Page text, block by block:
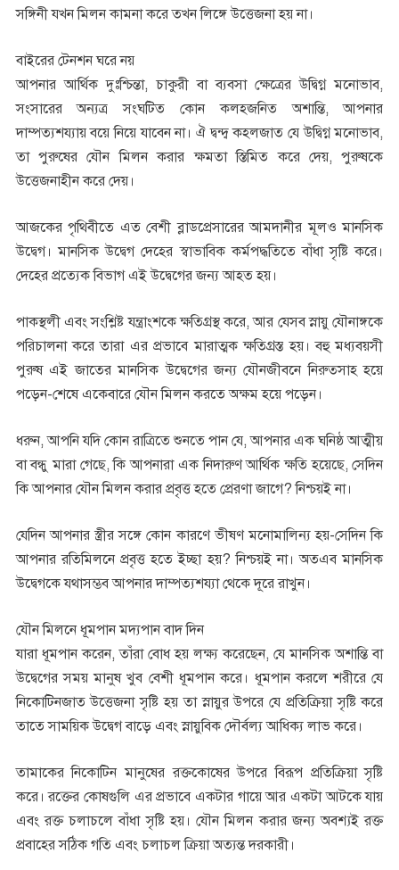
সঙ্গিনী যখন মিলন কামনা করে তখন লিঙ্গে উত্তেজনা হয় না।
বাইরের টেনশন ঘরে নয়
আপনার আর্থিক দুঃশ্চিন্তা, চাকুরী বা ব্যবসা ক্ষেত্রের উদ্বিগ্ন মনোভাব,
সংসারের অন্যত্র সংঘটিত কোন কলহজনিত অশান্তি, আপনার
দাম্পত্যশয্যায় বয়ে নিয়ে যাবেন না। ঐ দ্বন্দ্ব কহলজাত যে উদ্বিগ্ন মনোভাব,
তা পুরুষের যৌন মিলন করার ক্ষমতা স্তিমিত করে দেয়, পুরুষকে
উত্তেজনাহীন করে দেয়।
আজকের পৃথিবীতে এত বেশী ব্লাডপ্রেসারের আমদানীর মূলও মানসিক
উদ্বেগ। মানসিক উদ্বেগ দেহের স্বাভাবিক কর্মপদ্ধতিতে বাঁধা সৃষ্টি করে।
দেহের প্রত্যেক বিভাগ এই উদ্বেগের জন্য আহত হয়।
পাকস্থলী এবং সংশ্লিষ্ট যন্ত্রাংশকে ক্ষতিগ্রস্থ করে, আর যেসব স্নায়ু যৌনাঙ্গকে
পরিচালনা করে তারা এর প্রভাবে মারাত্মক ক্ষতিগ্রস্ত হয়। বহু মধ্যবয়সী
পুরুষ এই জাতের মানসিক উদ্বেগের জন্য যৌনজীবনে নিরুত্‍সাহ হয়ে
পড়েন-শেষে একেবারে যৌন মিলন করতে অক্ষম হয়ে পড়েন।
ধরুন, আপনি যদি কোন রাত্রিতে শুনতে পান যে, আপনার এক ঘনিষ্ঠ আত্মীয়
বা বন্ধু মারা গেছে, কি আপনারা এক নিদারুণ আর্থিক ক্ষতি হয়েছে, সেদিন
কি আপনার যৌন মিলন করার প্রবৃত্ত হতে প্রেরণা জাগে? নিশ্চয়ই না।
যেদিন আপনার স্ত্রীর সঙ্গে কোন কারণে ভীষণ মনোমালিন্য হয়-সেদিন কি
আপনার রতিমিলনে প্রবৃত্ত হতে ইচ্ছা হয়? নিশ্চয়ই না। অতএব মানসিক
উদ্বেগকে যথাসম্ভব আপনার দাম্পত্যশয্যা থেকে দূরে রাখুন।
যৌন মিলনে ধূমপান মদ্যপান বাদ দিন
যারা ধূমপান করেন, তাঁরা বোধ হয় লক্ষ্য করেছেন, যে মানসিক অশান্তি বা
উদ্বেগের সময় মানুষ খুব বেশী ধূমপান করে। ধূমপান করলে শরীরে যে
নিকোটিনজাত উত্তেজনা সৃষ্টি হয় তা স্নায়ুর উপরে যে প্রতিক্রিয়া সৃষ্টি করে
তাতে সাময়িক উদ্বেগ বাড়ে এবং স্নায়ুবিক দৌর্বল্য আধিক্য লাভ করে।
তামাকের নিকোটিন মানুষের রক্তকোষের উপরে বিরূপ প্রতিক্রিয়া সৃষ্টি
করে। রক্তের কোষগুলি এর প্রভাবে একটার গায়ে আর একটা আটকে যায়
এবং রক্ত চলাচলে বাঁধা সৃষ্টি হয়। যৌন মিলন করার জন্য অবশ্যই রক্ত
প্রবাহের সঠিক গতি এবং চলাচল ক্রিয়া অত্যন্ত দরকারী।